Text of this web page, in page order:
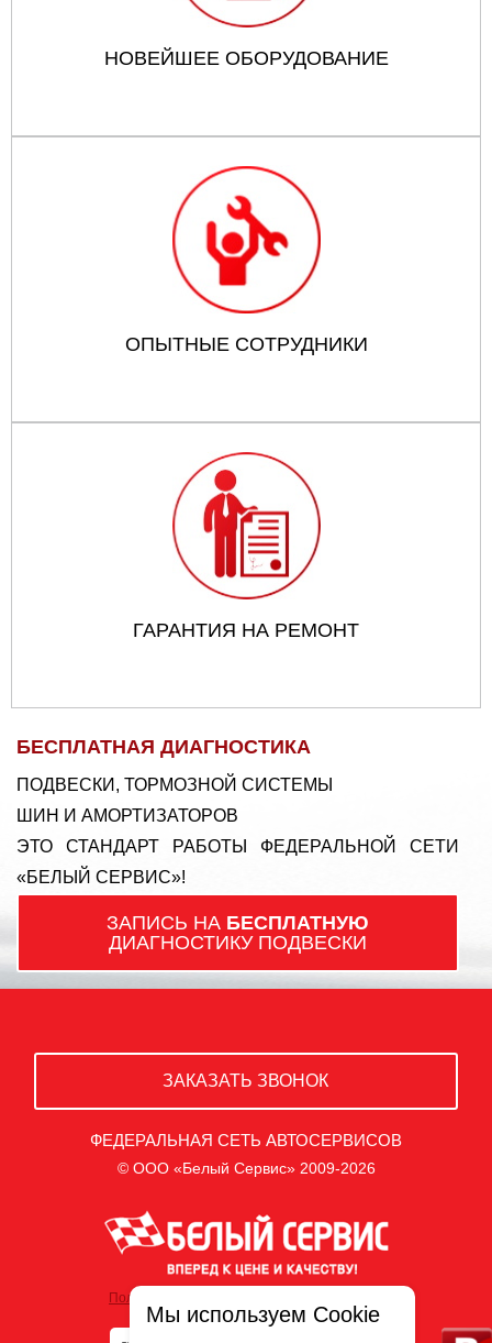
НОВЕЙШЕЕ ОБОРУДОВАНИЕ
ОПЫТНЫЕ СОТРУДНИКИ
ГАРАНТИЯ НА РЕМОНТ
БЕСПЛАТНАЯ ДИАГНОСТИКА
ПОДВЕСКИ, ТОРМОЗНОЙ СИСТЕМЫ
ШИН И АМОРТИЗАТОРОВ
ЭТО СТАНДАРТ РАБОТЫ ФЕДЕРАЛЬНОЙ СЕТИ
«БЕЛЫЙ СЕРВИС»!
ЗАПИСЬ НА БЕСПЛАТНУЮ
ДИАГНОСТИКУ ПОДВЕСКИ
ЗАКАЗАТЬ ЗВОНОК
ФЕДЕРАЛЬНАЯ СЕТЬ АВТОСЕРВИСОВ
© ООО «Белый Сервис» 2009-2026
Политика обработки персональных данных
Мы используем Cookie